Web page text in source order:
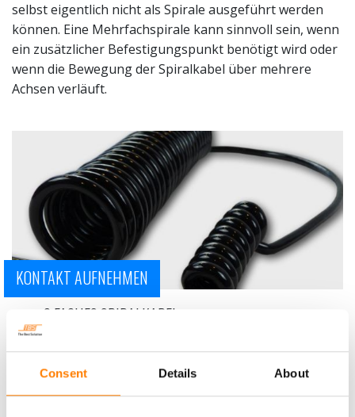
Consent Details About
selbst eigentlich nicht als Spirale ausgeführt werden
können. Eine Mehrfachspirale kann sinnvoll sein, wenn
ein zusätzlicher Befestigungspunkt benötigt wird oder
wenn die Bewegung der Spiralkabel über mehrere
Achsen verläuft.
KONTAKT AUFNEHMEN
2 FACHES SPIRALKABEL